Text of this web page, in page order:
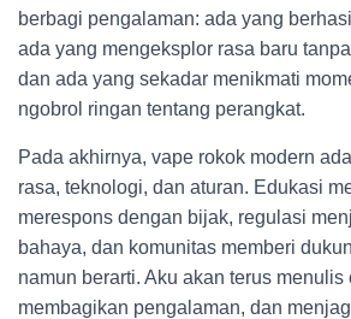
berbagi pengalaman: ada yang
ada yang mengeksplor rasa baru
dan ada yang sekadar menikmati
ngobrol ringan tentang perangkat.
Pada akhirnya, vape rokok modern
rasa, teknologi, dan aturan. Edukasi
merespons dengan bijak, regulasi
bahaya, dan komunitas memberi
namun berarti. Aku akan terus
membagikan pengalaman, dan